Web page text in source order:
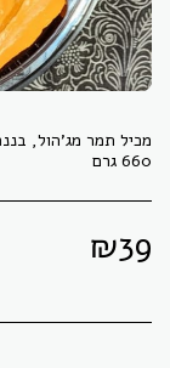
660 גרם
₪39